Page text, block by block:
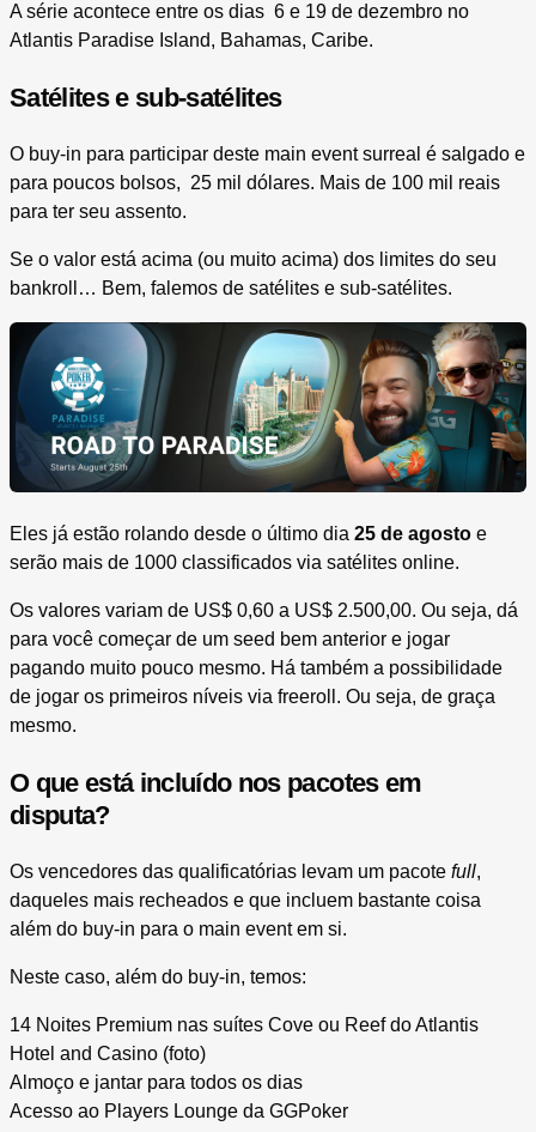
A série acontece entre os dias 6 e 19 de dezembro no
Atlantis Paradise Island, Bahamas, Caribe.
Satélites e sub-satélites
O buy-in para participar deste main event surreal é salgado e
para poucos bolsos, 25 mil dólares. Mais de 100 mil reais
para ter seu assento.
Se o valor está acima (ou muito acima) dos limites do seu
bankroll… Bem, falemos de satélites e sub-satélites.
Eles já estão rolando desde o último dia 25 de agosto e
serão mais de 1000 classificados via satélites online.
Os valores variam de US$ 0,60 a US$ 2.500,00. Ou seja, dá
para você começar de um seed bem anterior e jogar
pagando muito pouco mesmo. Há também a possibilidade
de jogar os primeiros níveis via freeroll. Ou seja, de graça
mesmo.
O que está incluído nos pacotes em
disputa?
Os vencedores das qualificatórias levam um pacote full,
daqueles mais recheados e que incluem bastante coisa
além do buy-in para o main event em si.
Neste caso, além do buy-in, temos:
14 Noites Premium nas suítes Cove ou Reef do Atlantis
Hotel and Casino (foto)
Almoço e jantar para todos os dias
Acesso ao Players Lounge da GGPoker